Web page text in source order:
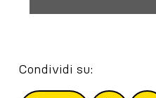
Condividi su: